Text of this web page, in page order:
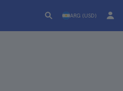
ARG (USD)